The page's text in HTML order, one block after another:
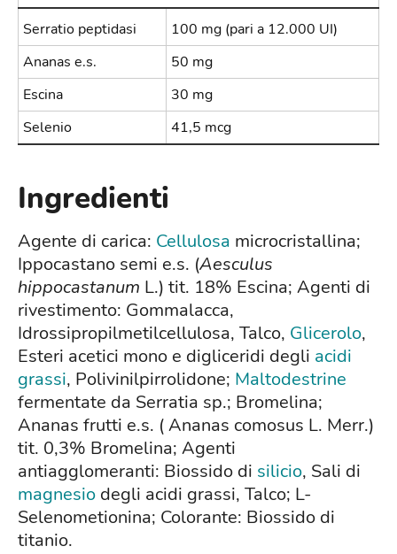
Serratio peptidasi
100 mg (pari a 12.000 UI)
Ananas e.s.
50 mg
Escina
30 mg
Selenio
41,5 mcg
Ingredienti
Agente di carica: Cellulosa microcristallina;
Ippocastano semi e.s. (Aesculus
hippocastanum L.) tit. 18% Escina; Agenti di
rivestimento: Gommalacca,
Idrossipropilmetilcellulosa, Talco, Glicerolo,
Esteri acetici mono e digliceridi degli acidi
grassi, Polivinilpirrolidone; Maltodestrine
fermentate da Serratia sp.; Bromelina;
Ananas frutti e.s. ( Ananas comosus L. Merr.)
tit. 0,3% Bromelina; Agenti
antiagglomeranti: Biossido di silicio, Sali di
magnesio degli acidi grassi, Talco; L-
Selenometionina; Colorante: Biossido di
titanio.